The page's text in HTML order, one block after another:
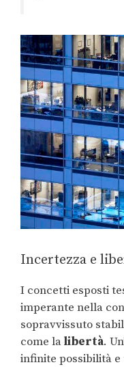
Incertezza e
I concetti esposti
imperante nella
sopravvissuto
come lalibertà.
infinite possibilità e